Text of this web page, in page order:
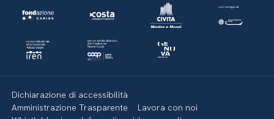
Dichiarazione di accessibilità
Amministrazione Trasparente
Lavora con noi